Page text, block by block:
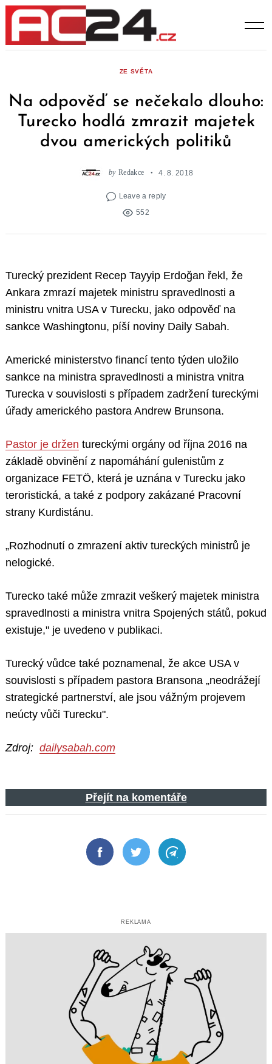
Skip
content
ZE SVĚTA
Na odpověď se nečekalo dlouho:
Turecko hodlá zmrazit majetek
dvou amerických politiků
by Redakce 4. 8. 2018
Leave a reply
552
Turecký prezident Recep Tayyip Erdoğan řekl, že
Ankara zmrazí majetek ministru spravedlnosti a
ministru vnitra USA v Turecku, jako odpověď na
sankce Washingtonu, píší noviny Daily Sabah.
Americké ministerstvo financí tento týden uložilo
sankce na ministra spravedlnosti a ministra vnitra
Turecka v souvislosti s případem zadržení tureckými
úřady amerického pastora Andrew Brunsona.
Pastor je držen tureckými orgány od října 2016 na
základě obvinění z napomáhání gulenistům z
organizace FETÖ, která je uznána v Turecku jako
teroristická, a také z podpory zakázané Pracovní
strany Kurdistánu.
„Rozhodnutí o zmrazení aktiv tureckých ministrů je
nelogické.
Turecko také může zmrazit veškerý majetek ministra
spravedlnosti a ministra vnitra Spojených států, pokud
existuje," je uvedeno v publikaci.
Turecký vůdce také poznamenal, že akce USA v
souvislosti s případem pastora Bransona „neodrážejí
strategické partnerství, ale jsou vážným projevem
neúcty vůči Turecku".
Zdroj: dailysabah.com
Přejít na komentáře
FacebookTwitter Telegram
REKLAMA